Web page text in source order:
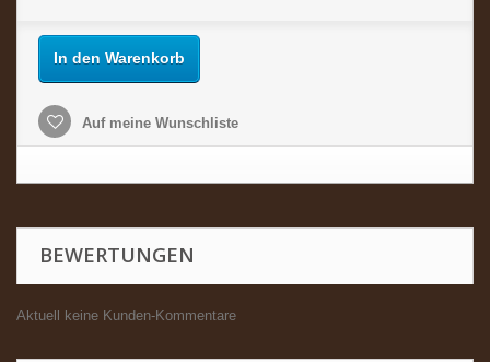
In den Warenkorb
Auf meine Wunschliste
BEWERTUNGEN
Aktuell keine Kunden-Kommentare